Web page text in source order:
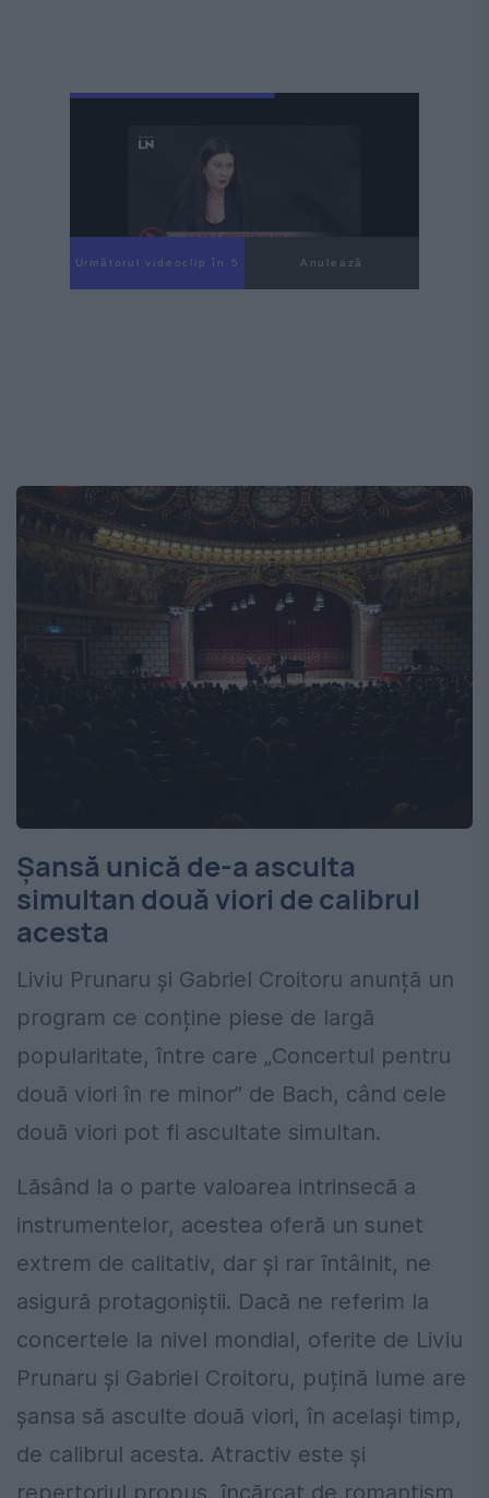
Următorul videoclip în 3 Anulează
Șansă unică de-a asculta
simultan două viori de calibrul
acesta
Liviu Prunaru și Gabriel Croitoru anunță un
program ce conține piese de largă
popularitate, între care „Concertul pentru
două viori în re minor” de Bach, când cele
două viori pot fi ascultate simultan.
Lăsând la o parte valoarea intrinsecă a
instrumentelor, acestea oferă un sunet
extrem de calitativ, dar și rar întâlnit, ne
asigură protagoniștii. Dacă ne referim la
concertele la nivel mondial, oferite de Liviu
Prunaru și Gabriel Croitoru, puțină lume are
șansa să asculte două viori, în același timp,
de calibrul acesta. Atractiv este și
repertoriul propus, încărcat de romantism